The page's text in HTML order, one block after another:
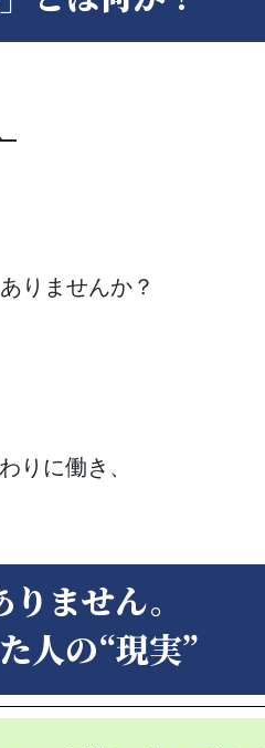
りませんか？
りに働き、
ません。
人の“現実”